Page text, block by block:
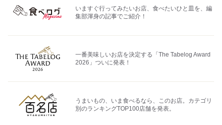
いますぐ行ってみたいお店、食べたいひと皿を、編
集部渾身の記事でご紹介！
一番美味しいお店を決定する「The Tabelog Award
2026」ついに発表！
うまいもの、いま食べるなら、このお店。カテゴリ
別のランキングTOP100店舗を発表。